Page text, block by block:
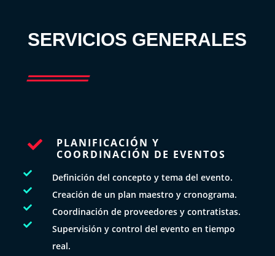
SERVICIOS GENERALES

PLANIFICACIÓN Y
COORDINACIÓN DE EVENTOS
 Definición del concepto y tema del evento.
 Creación de un plan maestro y cronograma.
 Coordinación de proveedores y contratistas.

Supervisión y control del evento en tiempo
real.